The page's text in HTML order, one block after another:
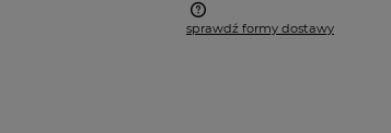
sprawdź formy dostawy